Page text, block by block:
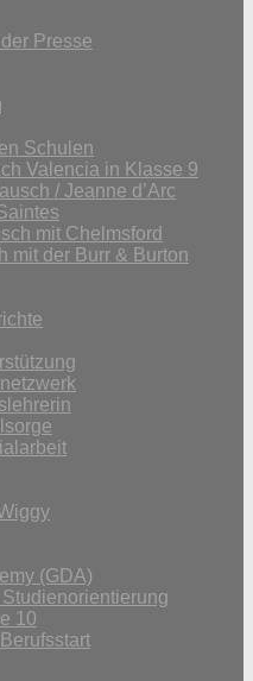
Presse
Schulen
Valencia in Klasse 9
/ Jeanne d’Arc
mit Chelmsford
mit der Burr & Burton
(GDA)
10